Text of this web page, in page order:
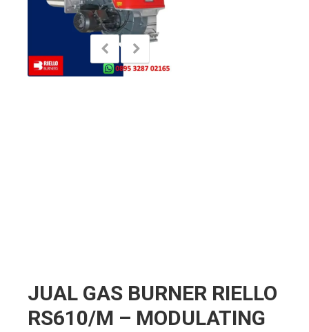
JUAL GAS BURNER RIELLO
RS610/M – MODULATING